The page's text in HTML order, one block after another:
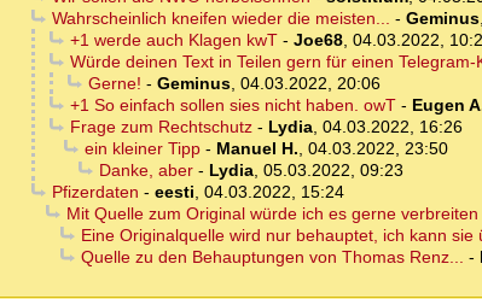
Wahrscheinlich kneifen wieder die meisten... - Geminus,
+1 werde auch Klagen kwT- Joe68, 04.03.2022,
Würde deinen Text in Teilen gern für einen
Gerne! - Geminus, 04.03.2022, 20:06
+1 So einfach sollen sies nicht haben. owT- Eugen
Frage zum Rechtschutz- Lydia, 04.03.2022, 16:26
ein kleiner Tipp- Manuel H., 04.03.2022, 23:50
Danke, aber- Lydia, 05.03.2022, 09:23
Pfizerdaten - eesti, 04.03.2022, 15:24
Mit Quelle zum Original würde ich es gerne verbreiten
Eine Originalquelle wird nur behauptet, ich kann
Quelle zu den Behauptungen von Thomas Renz... -